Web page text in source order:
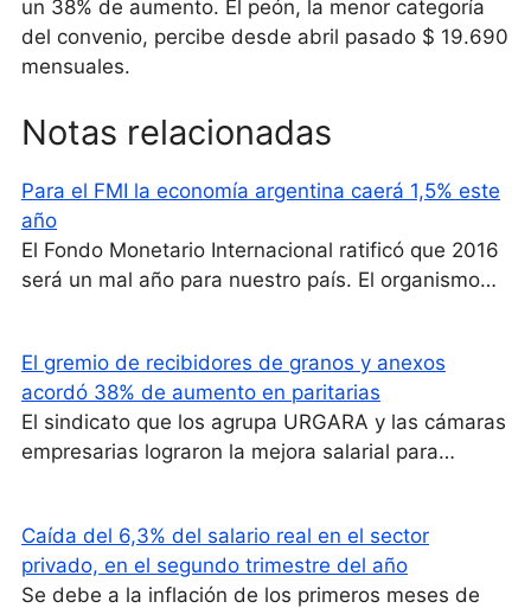
un 38% de aumento. El peón, la menor categoría
del convenio, percibe desde abril pasado $ 19.690
mensuales.
Notas relacionadas
Para el FMI la economía argentina caerá 1,5% este
año
El Fondo Monetario Internacional ratificó que 2016
será un mal año para nuestro país. El organismo…
El gremio de recibidores de granos y anexos
acordó 38% de aumento en paritarias
El sindicato que los agrupa URGARA y las cámaras
empresarias lograron la mejora salarial para…
Caída del 6,3% del salario real en el sector
privado, en el segundo trimestre del año
Se debe a la inflación de los primeros meses de